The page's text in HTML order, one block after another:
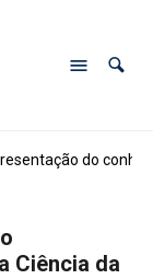
do
Ciência da